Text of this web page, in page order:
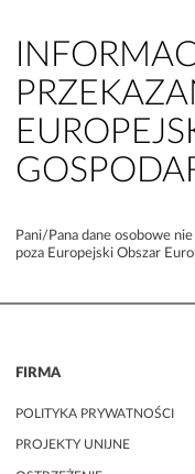
Pani/Pana dane osobowe
poza Europejski Obszar
FIRMA
POLITYKA PRYWATNOŚCI
PROJEKTY UNIJNE